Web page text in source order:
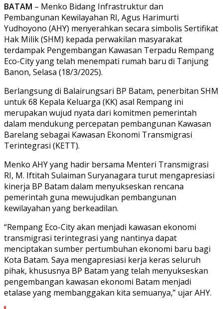
BATAM – Menko Bidang Infrastruktur dan
Pembangunan Kewilayahan RI, Agus Harimurti
Yudhoyono (AHY) menyerahkan secara simbolis Sertifikat
Hak Milik (SHM) kepada perwakilan masyarakat
terdampak Pengembangan Kawasan Terpadu Rempang
Eco-City yang telah menempati rumah baru di Tanjung
Banon, Selasa (18/3/2025).
Berlangsung di Balairungsari BP Batam, penerbitan SHM
untuk 68 Kepala Keluarga (KK) asal Rempang ini
merupakan wujud nyata dari komitmen pemerintah
dalam mendukung percepatan pembangunan Kawasan
Barelang sebagai Kawasan Ekonomi Transmigrasi
Terintegrasi (KETT).
Menko AHY yang hadir bersama Menteri Transmigrasi
RI, M. Iftitah Sulaiman Suryanagara turut mengapresiasi
kinerja BP Batam dalam menyukseskan rencana
pemerintah guna mewujudkan pembangunan
kewilayahan yang berkeadilan.
“Rempang Eco-City akan menjadi kawasan ekonomi
transmigrasi terintegrasi yang nantinya dapat
menciptakan sumber pertumbuhan ekonomi baru bagi
Kota Batam. Saya mengapresiasi kerja keras seluruh
pihak, khususnya BP Batam yang telah menyukseskan
pengembangan kawasan ekonomi Batam menjadi
etalase yang membanggakan kita semuanya,” ujar AHY.